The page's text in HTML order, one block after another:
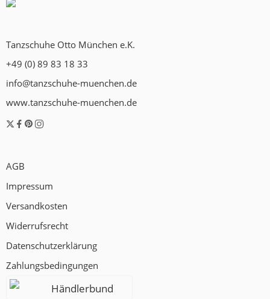
Tanzschuhe Otto München e.K.
+49 (0) 89 83 18 33
info@tanzschuhe-muenchen.de
www.tanzschuhe-muenchen.de
AGB
Impressum
Versandkosten
Widerrufsrecht
Datenschutzerklärung
Zahlungsbedingungen
Händlerbund